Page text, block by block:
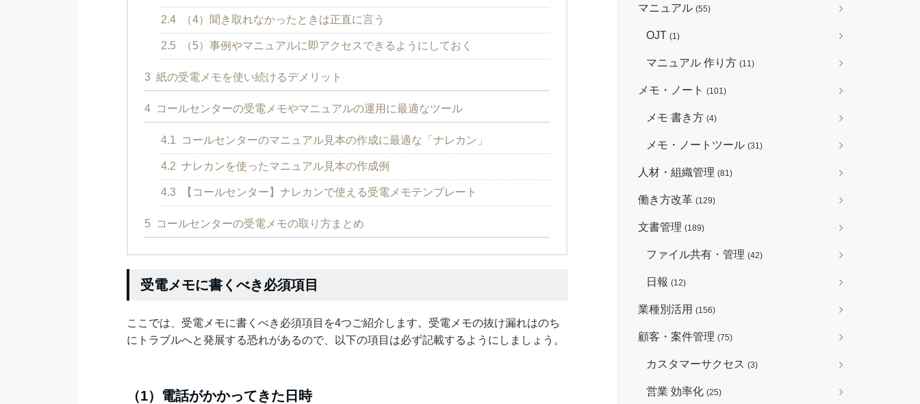
2.4 （4）聞き取れなかったときは正直に言う
2.5 （5）事例やマニュアルに即アクセスできるようにしておく
3 紙の受電メモを使い続けるデメリット
4 コールセンターの受電メモやマニュアルの運用に最適なツール
4.1 コールセンターのマニュアル見本の作成に最適な「ナレカン」
4.2 ナレカンを使ったマニュアル見本の作成例
4.3 【コールセンター】ナレカンで使える受電メモテンプレート
5 コールセンターの受電メモの取り方まとめ
受電メモに書くべき必須項目
ここでは、受電メモに書くべき必須項目を4つご紹介します。受電メモの抜け漏れはのち
にトラブルへと発展する恐れがあるので、以下の項目は必ず記載するようにしましょう。
（1）電話がかかってきた日時
マニュアル (55)
OJT (1)
マニュアル 作り方 (11)
メモ・ノート (101)
メモ 書き方 (4)
メモ・ノートツール (31)
人材・組織管理 (81)
働き方改革 (129)
文書管理 (189)
ファイル共有・管理 (42)
日報 (12)
業種別活用 (156)
顧客・案件管理 (75)
カスタマーサクセス (3)
営業 効率化 (25)